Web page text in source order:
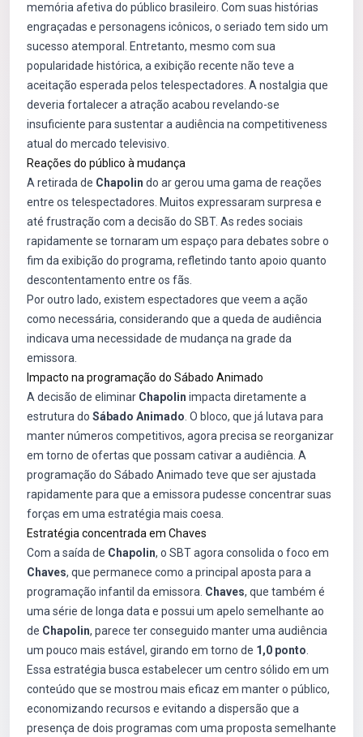
memória afetiva do público brasileiro. Com suas histórias
engraçadas e personagens icônicos, o seriado tem sido um
sucesso atemporal. Entretanto, mesmo com sua
popularidade histórica, a exibição recente não teve a
aceitação esperada pelos telespectadores. A nostalgia que
deveria fortalecer a atração acabou revelando-se
insuficiente para sustentar a audiência na competitiveness
atual do mercado televisivo.
Reações do público à mudança
A retirada de Chapolin do ar gerou uma gama de reações
entre os telespectadores. Muitos expressaram surpresa e
até frustração com a decisão do SBT. As redes sociais
rapidamente se tornaram um espaço para debates sobre o
fim da exibição do programa, refletindo tanto apoio quanto
descontentamento entre os fãs.
Por outro lado, existem espectadores que veem a ação
como necessária, considerando que a queda de audiência
indicava uma necessidade de mudança na grade da
emissora.
Impacto na programação do Sábado Animado
A decisão de eliminar Chapolin impacta diretamente a
estrutura do Sábado Animado . O bloco, que já lutava para
manter números competitivos, agora precisa se reorganizar
em torno de ofertas que possam cativar a audiência. A
programação do Sábado Animado teve que ser ajustada
rapidamente para que a emissora pudesse concentrar suas
forças em uma estratégia mais coesa.
Estratégia concentrada em Chaves
Com a saída de Chapolin, o SBT agora consolida o foco em
Chaves, que permanece como a principal aposta para a
programação infantil da emissora. Chaves, que também é
uma série de longa data e possui um apelo semelhante ao
de Chapolin, parece ter conseguido manter uma audiência
um pouco mais estável, girando em torno de 1,0 ponto
Essa estratégia busca estabelecer um centro sólido em um
conteúdo que se mostrou mais eficaz em manter o público,
economizando recursos e evitando a dispersão que a
presença de dois programas com uma proposta semelhante